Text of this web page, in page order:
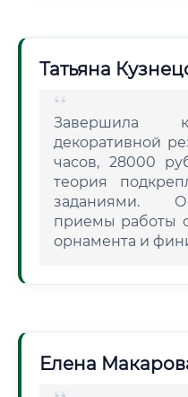
Татьяна
Завершила
декоративной
часов, 28000
теория
заданиями.
приемы работы
орнамента и
Елена